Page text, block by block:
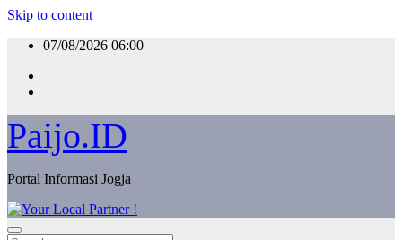
Skip to content
07/08/2026 06:00
Paijo.ID
Portal Informasi Jogja